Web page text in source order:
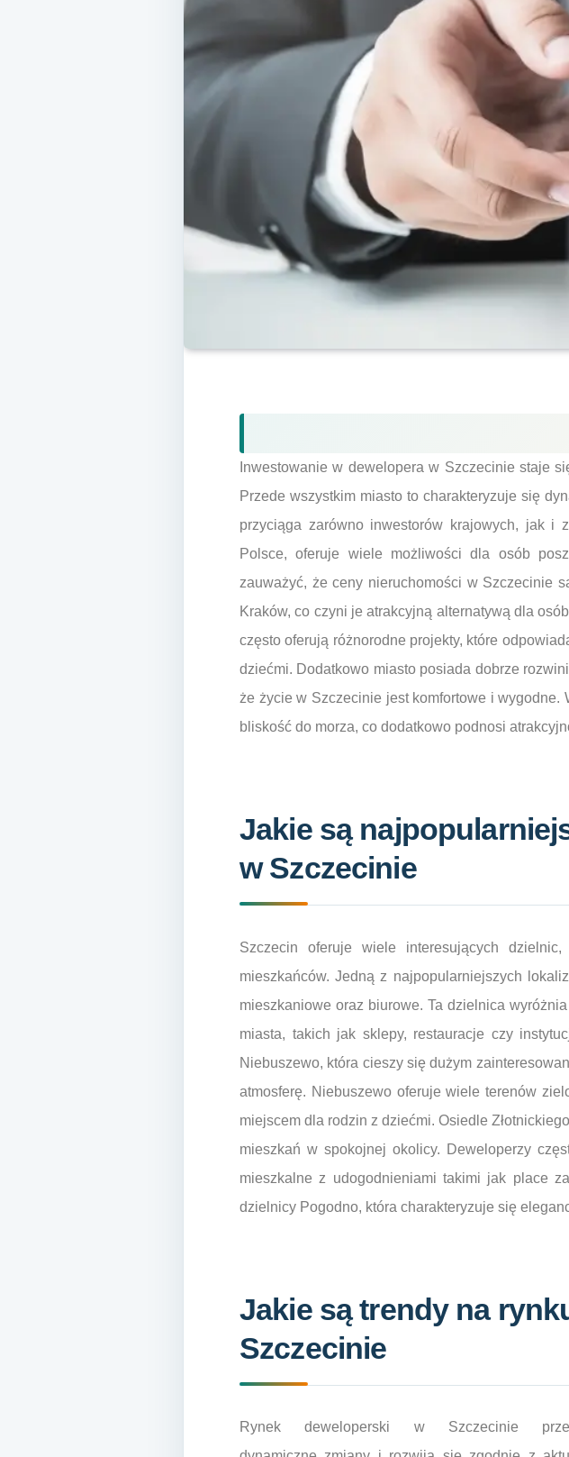
Inwestowanie w dewelopera w Szczecinie staje
Przede wszystkim miasto to charakteryzuje się
przyciąga zarówno inwestorów krajowych, jak i
Polsce, oferuje wiele możliwości dla osób
zauważyć, że ceny nieruchomości w Szczecinie
Kraków, co czyni je atrakcyjną alternatywą dla
często oferują różnorodne projekty, które
dziećmi. Dodatkowo miasto posiada dobrze
że życie w Szczecinie jest komfortowe i
bliskość do morza, co dodatkowo podnosi
Jakie są
w Szczecinie
Szczecin oferuje wiele interesujących
mieszkańców. Jedną z najpopularniejszych
mieszkaniowe oraz biurowe. Ta dzielnica
miasta, takich jak sklepy, restauracje czy
Niebuszewo, która cieszy się dużym
atmosferę. Niebuszewo oferuje wiele terenów
miejscem dla rodzin z dziećmi. Osiedle
mieszkań w spokojnej okolicy. Deweloperzy
mieszkalne z udogodnieniami takimi jak place
dzielnicy Pogodno, która charakteryzuje się
Jakie są trendy na
Szczecinie
Rynek deweloperski w Szczecinie